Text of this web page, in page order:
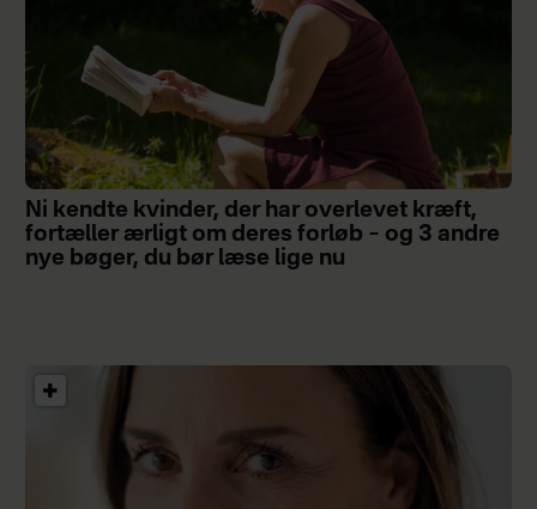
Ni kendte kvinder, der har overlevet kræft,
fortæller ærligt om deres forløb – og 3 andre
nye bøger, du bør læse lige nu